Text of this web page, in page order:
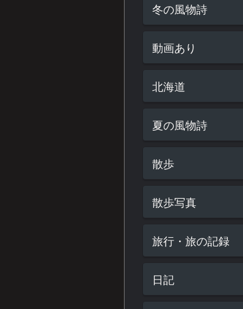
冬の風物詩
動画あり
北海道
夏の風物詩
散歩
散歩写真
旅行・旅の記録
日記